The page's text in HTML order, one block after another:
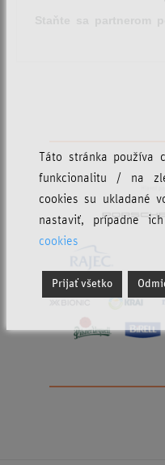
Táto stránka používa
funkcionalitu / na
cookies su ukladané
nastaviť, prípadne
cookies
Prijať všetko